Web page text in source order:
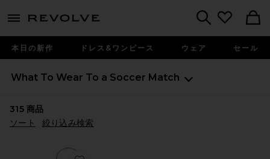
menu - shows more content
本日の新作 ドレス&ワンピース ウェア セール
What To Wear To a Soccer Match
315商品
ソート
絞り込み検索